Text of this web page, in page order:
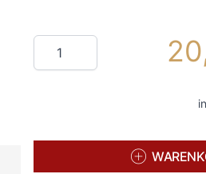
Menge